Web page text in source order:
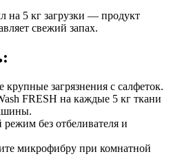
на 5 кг загрузки — продукт
свежий запах.
крупные загрязнения с салфеток.
FRESH на каждые 5 кг ткани
без отбеливателя и
микрофибру при комнатной